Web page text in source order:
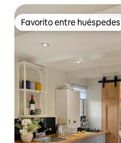
Favorito entre huéspedes
Favorito entre huéspedes